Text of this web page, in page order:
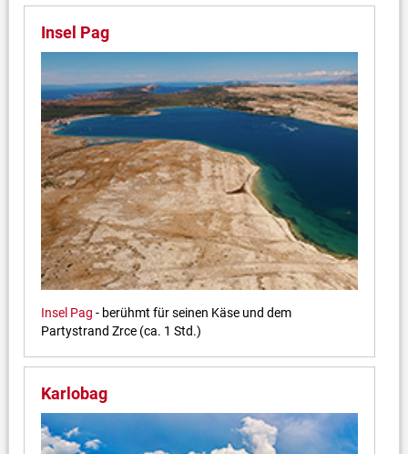
Insel Pag
Insel Pag - berühmt für seinen Käse und dem
Partystrand Zrce (ca. 1 Std.)
Karlobag